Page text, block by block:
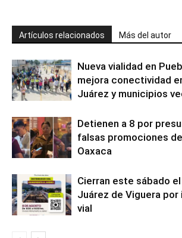
Artículos relacionados Más del autor
Nueva vialidad en
mejora conectividad
Juárez y municipios
Detienen a 8 por
falsas promociones
Oaxaca
Cierran este sábado
Juárez de Viguera
vial